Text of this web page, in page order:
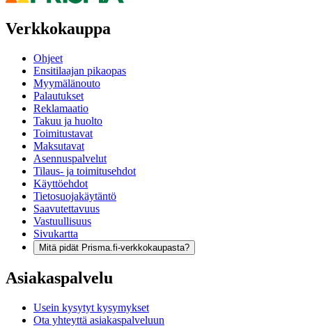
Verkkokauppa
Ohjeet
Ensitilaajan pikaopas
Myymälänouto
Palautukset
Reklamaatio
Takuu ja huolto
Toimitustavat
Maksutavat
Asennuspalvelut
Tilaus- ja toimitusehdot
Käyttöehdot
Tietosuojakäytäntö
Saavutettavuus
Vastuullisuus
Sivukartta
Mitä pidät Prisma.fi-verkkokaupasta?
Asiakaspalvelu
Usein kysytyt kysymykset
Ota yhteyttä asiakaspalveluun